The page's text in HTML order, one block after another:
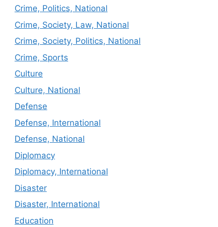
Crime, Politics, National
Crime, Society, Law, National
Crime, Society, Politics, National
Crime, Sports
Culture
Culture, National
Defense
Defense, International
Defense, National
Diplomacy
Diplomacy, International
Disaster
Disaster, International
Education